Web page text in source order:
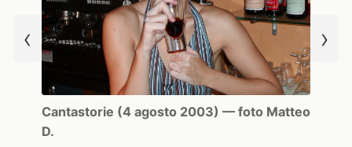
‹
Cantastorie (4 agosto 2003) — foto Matteo
D.
›